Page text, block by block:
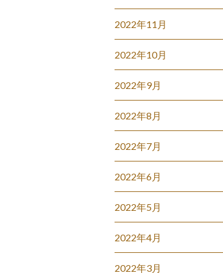
2022年11月
2022年10月
2022年9月
2022年8月
2022年7月
2022年6月
2022年5月
2022年4月
2022年3月